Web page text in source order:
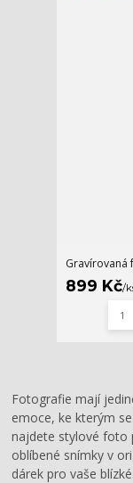
Gravírovaná
899 Kč/
Fotografie mají
emoce, ke kterým
najdete stylové foto
oblíbené snímky v
dárek pro vaše blízké.